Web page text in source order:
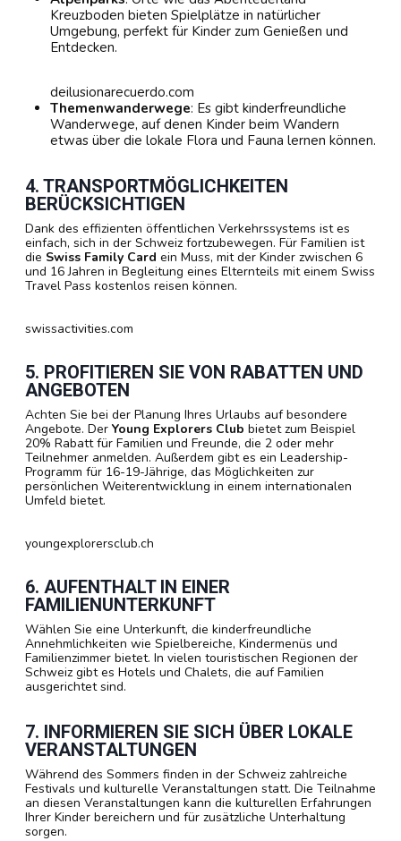
Kreuzboden bieten Spielplätze in natürlicher
Umgebung, perfekt für Kinder zum Genießen und
Entdecken.
deilusionarecuerdo.com
Themenwanderwege: Es gibt kinderfreundliche
Wanderwege, auf denen Kinder beim Wandern
etwas über die lokale Flora und Fauna lernen können.
4. TRANSPORTMÖGLICHKEITEN
BERÜCKSICHTIGEN
Dank des effizienten öffentlichen Verkehrssystems ist es
einfach, sich in der Schweiz fortzubewegen. Für Familien ist
die Swiss Family Card ein Muss, mit der Kinder zwischen 6
und 16 Jahren in Begleitung eines Elternteils mit einem Swiss
Travel Pass kostenlos reisen können.
swissactivities.com
5. PROFITIEREN SIE VON RABATTEN UND
ANGEBOTEN
Achten Sie bei der Planung Ihres Urlaubs auf besondere
Angebote. Der Young Explorers Club bietet zum Beispiel
20% Rabatt für Familien und Freunde, die 2 oder mehr
Teilnehmer anmelden. Außerdem gibt es ein Leadership-
Programm für 16-19-Jährige, das Möglichkeiten zur
persönlichen Weiterentwicklung in einem internationalen
Umfeld bietet.
youngexplorersclub.ch
6. AUFENTHALT IN EINER
FAMILIENUNTERKUNFT
Wählen Sie eine Unterkunft, die kinderfreundliche
Annehmlichkeiten wie Spielbereiche, Kindermenüs und
Familienzimmer bietet. In vielen touristischen Regionen der
Schweiz gibt es Hotels und Chalets, die auf Familien
ausgerichtet sind.
7. INFORMIEREN SIE SICH ÜBER LOKALE
VERANSTALTUNGEN
Während des Sommers finden in der Schweiz zahlreiche
Festivals und kulturelle Veranstaltungen statt. Die Teilnahme
an diesen Veranstaltungen kann die kulturellen Erfahrungen
Ihrer Kinder bereichern und für zusätzliche Unterhaltung
sorgen.